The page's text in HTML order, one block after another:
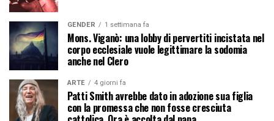
GENDER 1 settimana fa
Mons. Viganò: una lobby di pervertiti incistata nel
corpo ecclesiale vuole legittimare la sodomia
anche nel Clero
ARTE 4 giorni fa
Patti Smith avrebbe dato in adozione sua figlia
con la promessa che non fosse cresciuta